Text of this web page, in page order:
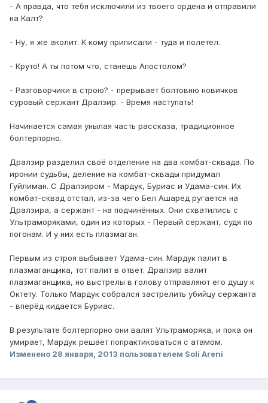
- А правда, что тебя исключили из твоего ордена и отправили
на Калт?
- Ну, я же аколит. К кому приписали - туда и полетел.
- Круто! А ты потом что, станешь Апостолом?
- Разговорчики в строю? - прерывает болтовню новичков
суровый сержант Дралзир. - Время наступать!
Начинается самая унылая часть рассказа, традиционное
болтерпорно.
Дралзир разделил своё отделение на два комбат-сквада. По
иронии судьбы, деление на комбат-сквады придумал
Гуйлиман. С Дралзиром - Мардук, Буриас и Удама-син. Их
комбат-сквад отстал, из-за чего Бел Ашаред ругается на
Дралзира, а сержант - на подчинённых. Они схватились с
Ультраморяками, один из которых - Первый сержант, судя по
погонам. И у них есть плазмаган.
Первым из строя выбывает Удама-син. Мардук палит в
плазмаганщика, тот палит в ответ. Дралзир валит
плазмаганщика, но выстрелы в голову отправляют его душу к
Октету. Только Мардук собрался застрелить убийцу сержанта
- вперёд кидается Буриас.
В результате болтерпорно они валят Ультраморяка, и пока он
умирает, Мардук решает попрактиковаться с атамом.
Изменено 28 января, 2013 пользователем Soli Areni